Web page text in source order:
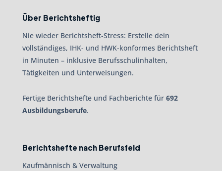
Über Berichtsheftig
Nie wieder Berichtsheft-Stress: Erstelle dein
vollständiges, IHK- und HWK-konformes Berichtsheft
in Minuten – inklusive Berufsschulinhalten,
Tätigkeiten und Unterweisungen.
Fertige Berichtshefte und Fachberichte für 692
Ausbildungsberufe.
Berichtshefte nach Berufsfeld
Kaufmännisch & Verwaltung